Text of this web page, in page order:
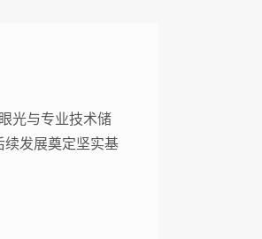
光与专业技术储
发展奠定坚实基